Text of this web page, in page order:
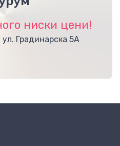
ниски цени!
Градинарска 5А